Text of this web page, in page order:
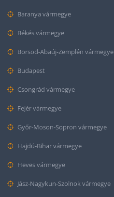
Baranya vármegye
Békés vármegye
Borsod-Abaúj-Zemplén vármegye
Budapest
Csongrád vármegye
Fejér vármegye
Győr-Moson-Sopron vármegye
Hajdú-Bihar vármegye
Heves vármegye
Jász-Nagykun-Szolnok vármegye